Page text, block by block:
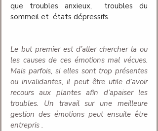
que troubles anxieux,  troubles du
sommeil et  états dépressifs.
Le but premier est d’aller chercher la ou
les causes de ces émotions mal vécues.
Mais parfois, si elles sont trop présentes
ou invalidantes, il peut être utile d’avoir
recours aux plantes afin d’apaiser les
troubles. Un travail sur une meilleure
gestion des émotions peut ensuite être
entrepris .